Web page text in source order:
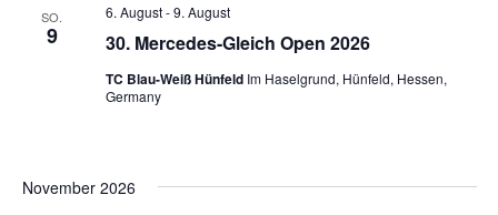
SO.
9 30. Mercedes-Gleich Open 2026
6. August-9. August
TC Blau-Weiß Hünfeld Im Haselgrund, Hünfeld, Hessen,
Germany
November 2026